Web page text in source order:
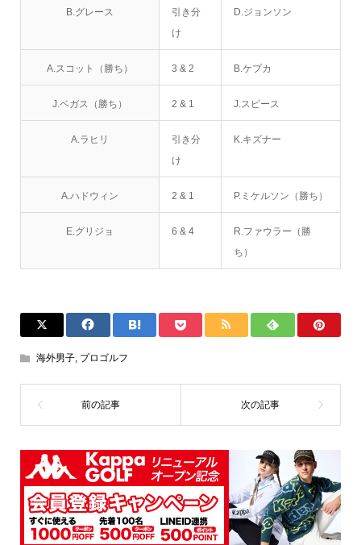
B.グレース
引き分
け
D.ジョンソン
A.スコット（勝ち） 3 & 2 B.ケプカ
J.ベガス（勝ち） 2 & 1 J.スピース
A.ラヒリ
引き分
け
K.キズナー
A.ハドウィン 2 & 1 P.ミケルソン（勝ち）
E.グリジョ 6 & 4
R.ファウラー（勝
ち）
海外男子, プロゴルフ